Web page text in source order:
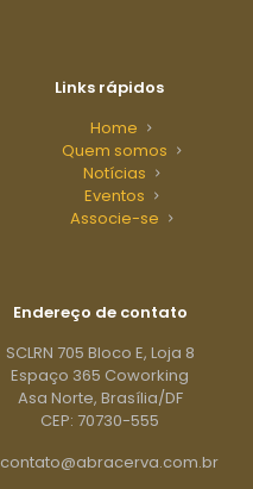
Links rápidos
Home
Quem somos
Notícias
Eventos
Associe-se
Endereço de contato
SCLRN 705 Bloco E, Loja 8
Espaço 365 Coworking
Asa Norte, Brasília/DF
CEP: 70730-555
contato@abracerva.com.br